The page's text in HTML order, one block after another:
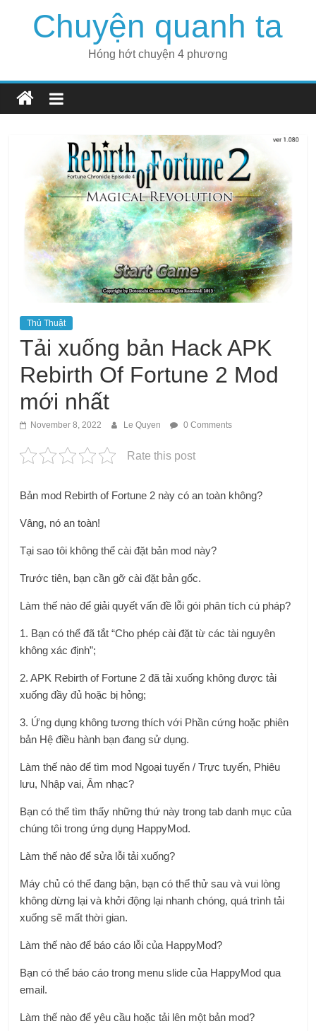
Chuyện quanh ta
Hóng hớt chuyện 4 phương
Thủ Thuật
Tải xuống bản Hack APK
Rebirth Of Fortune 2 Mod
mới nhất
November 8, 2022 Le Quyen 0 Comments
Rate this post
Bản mod Rebirth of Fortune 2 này có an toàn không?
Vâng, nó an toàn!
Tại sao tôi không thể cài đặt bản mod này?
Trước tiên, bạn cần gỡ cài đặt bản gốc.
Làm thế nào để giải quyết vấn đề lỗi gói phân tích cú pháp?
1. Bạn có thể đã tắt “Cho phép cài đặt từ các tài nguyên
không xác định”;
2. APK Rebirth of Fortune 2 đã tải xuống không được tải
xuống đầy đủ hoặc bị hỏng;
3. Ứng dụng không tương thích với Phần cứng hoặc phiên
bản Hệ điều hành bạn đang sử dụng.
Làm thế nào để tìm mod Ngoại tuyến / Trực tuyến, Phiêu
lưu, Nhập vai, Âm nhạc?
Bạn có thể tìm thấy những thứ này trong tab danh mục của
chúng tôi trong ứng dụng HappyMod.
Làm thế nào để sửa lỗi tải xuống?
Máy chủ có thể đang bận, bạn có thể thử sau và vui lòng
không dừng lại và khởi động lại nhanh chóng, quá trình tải
xuống sẽ mất thời gian.
Làm thế nào để báo cáo lỗi của HappyMod?
Bạn có thể báo cáo trong menu slide của HappyMod qua
email.
Làm thế nào để yêu cầu hoặc tải lên một bản mod?